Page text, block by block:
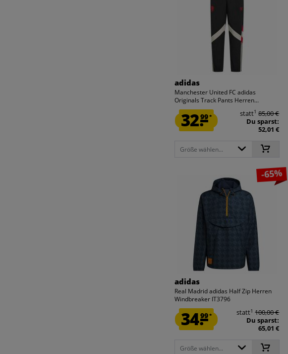
adidas
Manchester United FC adidas
Originals Track Pants Herren...
32.99* statt1 85,00 €
Du sparst:
52,01 €
Größe wählen...
-65%
adidas
Real Madrid adidas Half Zip Herren
Windbreaker IT3796
34.99* statt1 100,00 €
Du sparst:
65,01 €
Größe wählen...